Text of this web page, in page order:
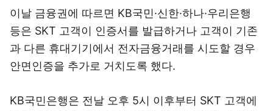
이날 금융권에 따르면 KB국민·신한·하나·우리은행
등은 SKT 고객이 인증서를 발급하거나 고객이 기존
과 다른 휴대기기에서 전자금융거래를 시도할 경우
안면인증을 추가로 거치도록 했다.
KB국민은행은 전날 오후 5시 이후부터 SKT 고객에